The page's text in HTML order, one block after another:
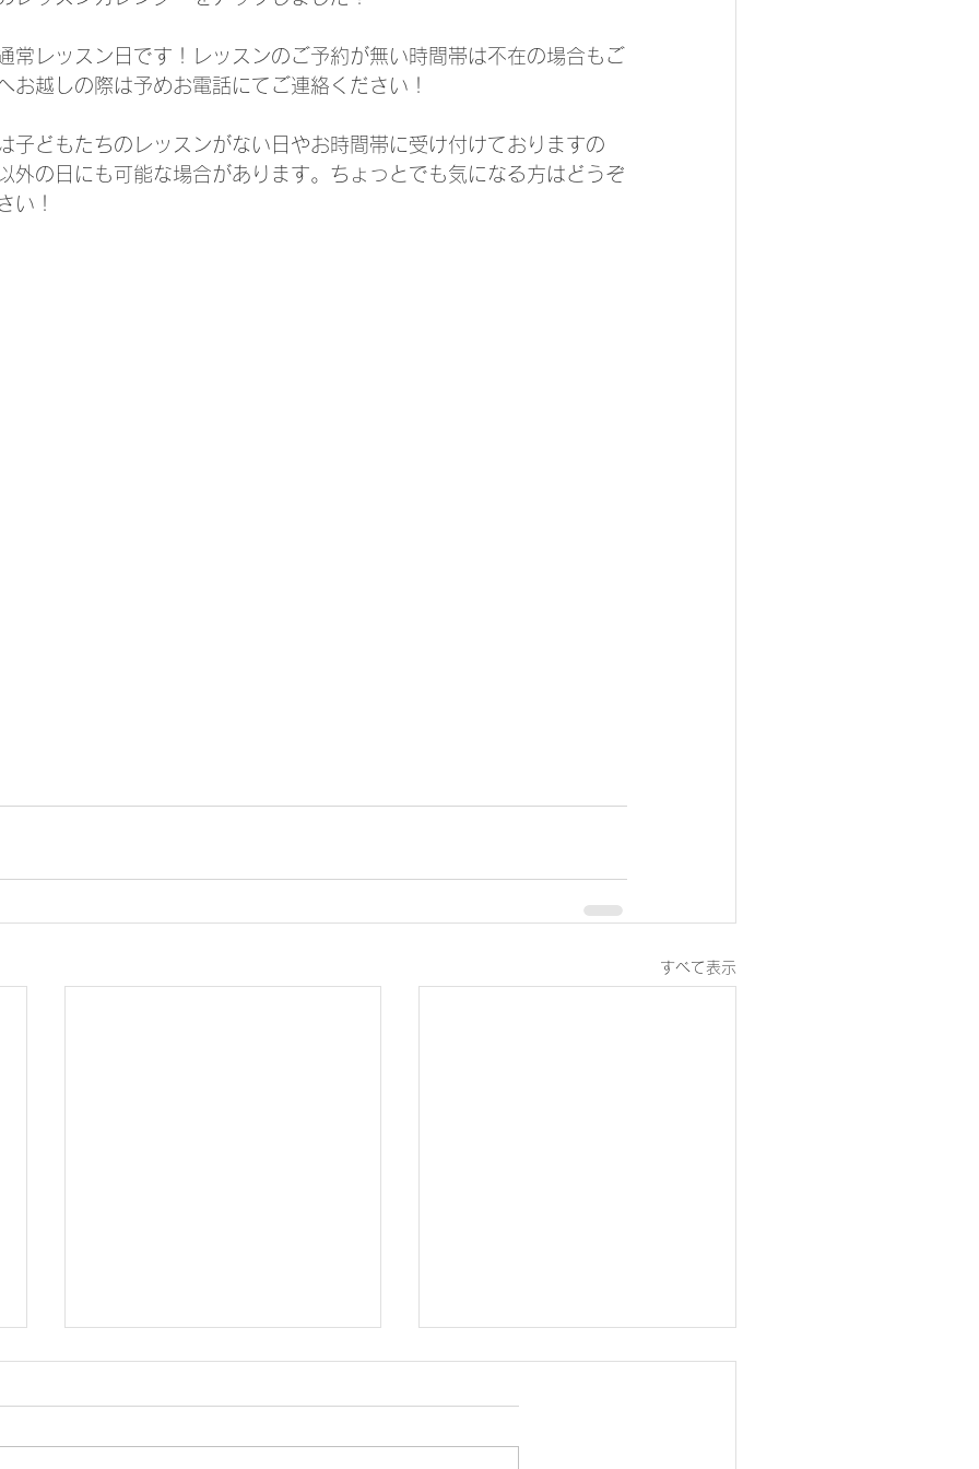
常レッスン日です！レッスンのご予約が無い時間帯は不在の場合もご
お越しの際は予めお電話にてご連絡ください！
どもたちのレッスンがない日やお時間帯に受け付けておりますの
外の日にも可能な場合があります。ちょっとでも気になる方はどうぞ
い！
すべて表示